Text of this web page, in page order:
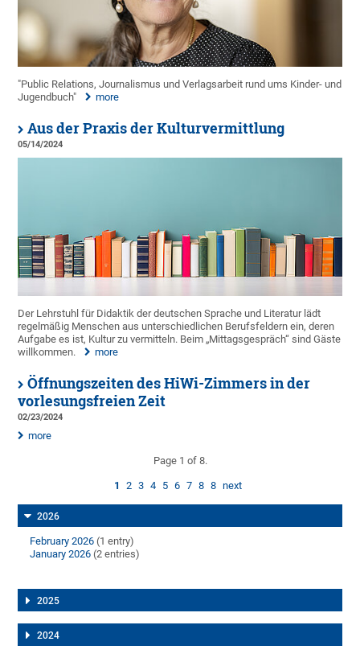
"Public Relations, Journalismus und Verlagsarbeit rund ums Kinder- und
Jugendbuch"
more
Aus der Praxis der Kulturvermittlung
05/14/2024
Der Lehrstuhl für Didaktik der deutschen Sprache und Literatur lädt
regelmäßig Menschen aus unterschiedlichen Berufsfeldern ein, deren
Aufgabe es ist, Kultur zu vermitteln. Beim „Mittagsgespräch“ sind Gäste
willkommen.
more
Öffnungszeiten des HiWi-Zimmers in der
vorlesungsfreien Zeit
02/23/2024
more
Page 1 of 8.
1 2 3 4 5 6 7 8 8 next
2026
February 2026 (1 entry)
January 2026 (2 entries)
2025
2024